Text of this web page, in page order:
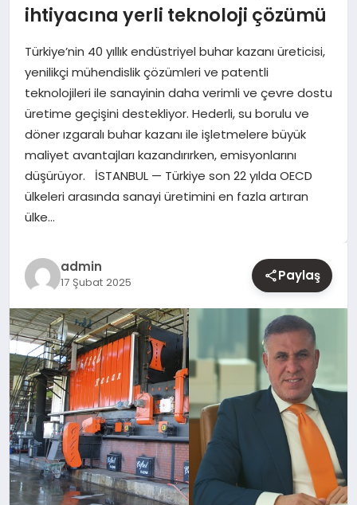
SAĞLIK
TEKNOLOJI
EĞITIM
ihtiyacına yerli teknoloji çözümü
Türkiye’nin 40 yıllık endüstriyel buhar kazanı üreticisi,
yenilikçi mühendislik çözümleri ve patentli
teknolojileri ile sanayinin daha verimli ve çevre dostu
üretime geçişini destekliyor. Hederli, su borulu ve
döner ızgaralı buhar kazanı ile işletmelere büyük
maliyet avantajları kazandırırken, emisyonlarını
düşürüyor. İSTANBUL — Türkiye son 22 yılda OECD
ülkeleri arasında sanayi üretimini en fazla artıran
ülke…
admin
17 Şubat 2025 Paylaş